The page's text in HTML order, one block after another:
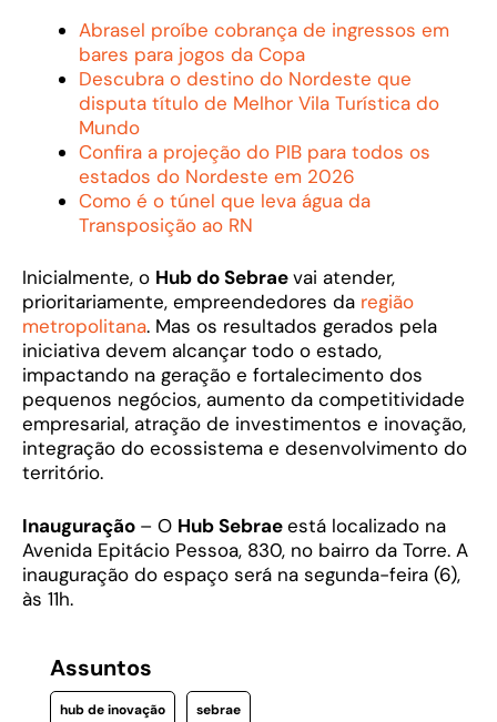
Abrasel proíbe cobrança de ingressos em
bares para jogos da Copa
Descubra o destino do Nordeste que
disputa título de Melhor Vila Turística do
Mundo
Confira a projeção do PIB para todos os
estados do Nordeste em 2026
Como é o túnel que leva água da
Transposição ao RN
Inicialmente, o Hub do Sebraevai atender,
prioritariamente, empreendedores da região
metropolitana. Mas os resultados gerados pela
iniciativa devem alcançar todo o estado,
impactando na geração e fortalecimento dos
pequenos negócios, aumento da competitividade
empresarial, atração de investimentos e inovação,
integração do ecossistema e desenvolvimento do
território.
Inauguração – O Hub Sebraeestá localizado na
Avenida Epitácio Pessoa, 830, no bairro da Torre. A
inauguração do espaço será na segunda-feira (6),
às 11h.
Assuntos
hub de inovação sebrae